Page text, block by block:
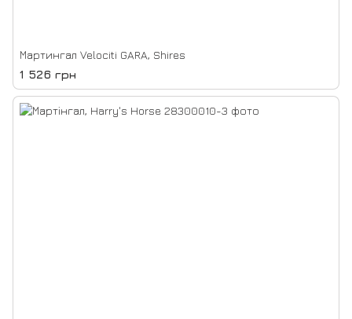
Мартингал Velociti GARA, Shires
1 526 грн